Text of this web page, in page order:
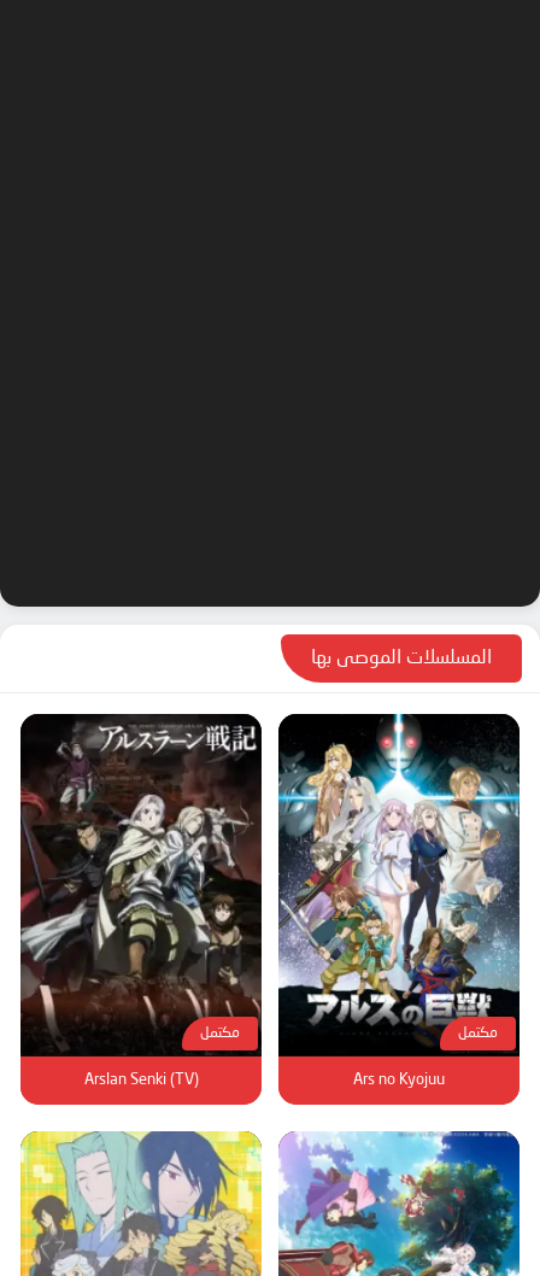
المسلسلات الموصى بها
مكتمل
Ars no Kyojuu
مكتمل
Arslan Senki (TV)